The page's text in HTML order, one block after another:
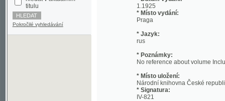
Pokročilé vyhledávání
* Jazyk:
* Poznámky:
No reference about volume Included:
* Místo uložení:
Národní knihovna České republiky -
* Signatura:
Zobrazit titul v Souborném katalogu
* URI: